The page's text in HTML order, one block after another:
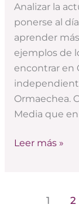
Analizar la
ponerse al
aprender
ejemplos de
encontrar en
Ormaechea.
Media que
escrita:
buenas
prácticas
en
narrativas
digitales
Leer más »
1 2